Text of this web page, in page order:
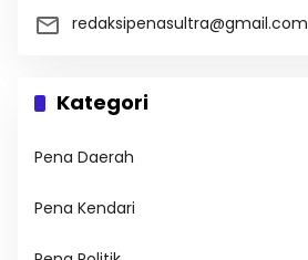
redaksipenasultra@gmail.com
Kategori
Pena Daerah
Pena Kendari